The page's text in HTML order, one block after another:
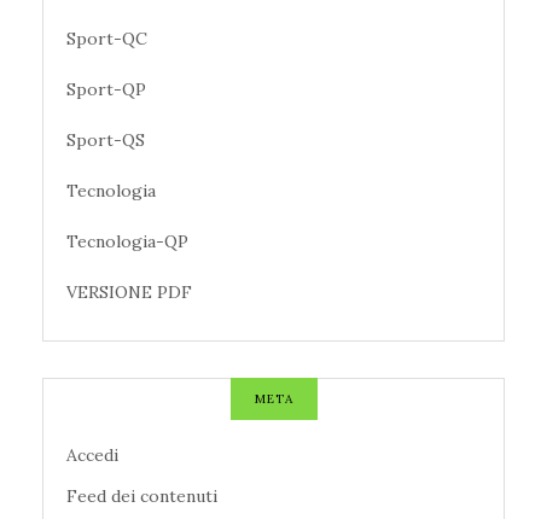
Sport-QC
Sport-QP
Sport-QS
Tecnologia
Tecnologia-QP
VERSIONE PDF
META
Accedi
Feed dei contenuti